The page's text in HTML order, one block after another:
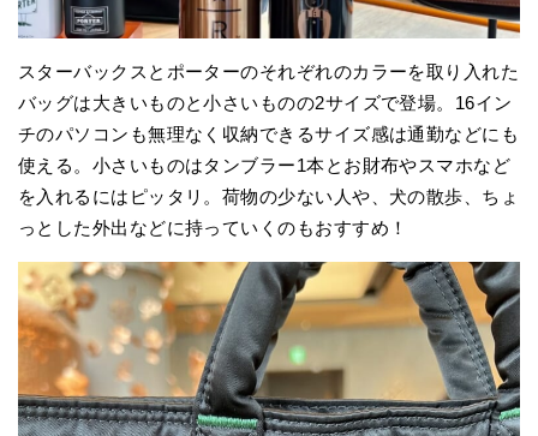
スターバックスとポーターのそれぞれのカラーを取り入れた
バッグは大きいものと小さいものの2サイズで登場。16イン
チのパソコンも無理なく収納できるサイズ感は通勤などにも
使える。小さいものはタンブラー1本とお財布やスマホなど
を入れるにはピッタリ。荷物の少ない人や、犬の散歩、ちょ
っとした外出などに持っていくのもおすすめ！